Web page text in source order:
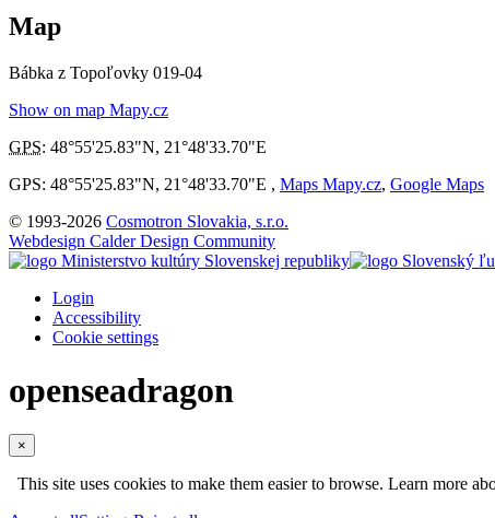
Map
Bábka z Topoľovky 019-04
Show on map Mapy.cz
GPS: 48°55'25.83"N, 21°48'33.70"E
GPS: 48°55'25.83"N, 21°48'33.70"E , Maps Mapy.cz, Google Maps
© 1993-2026 Cosmotron Slovakia, s.r.o.
Webdesign Calder Design Community
Login
Accessibility
Cookie settings
openseadragon
×
This site uses cookies to make them easier to browse. Learn more